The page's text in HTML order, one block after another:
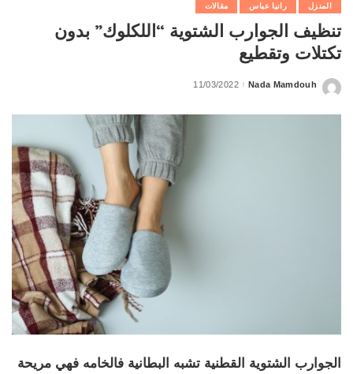
المنزل رانيا عباس مقالات
تنظيف الجوارب الشتوية “اللكلوك” بدون
تكتلات وتقطيع
Posted
Nada Mamdouh
11/03/2022
الجوارب الشتوية القطنية تشبه البطانية فالخامه فهي مريحة